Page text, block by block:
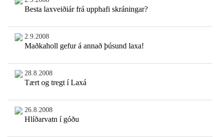
Besta laxveiðiár frá upphafi skráningar?
2.9.2008
Maðkaholl gefur á annað þúsund laxa!
28.8.2008
Tært og tregt í Laxá
26.8.2008
Hlíðarvatn í góðu